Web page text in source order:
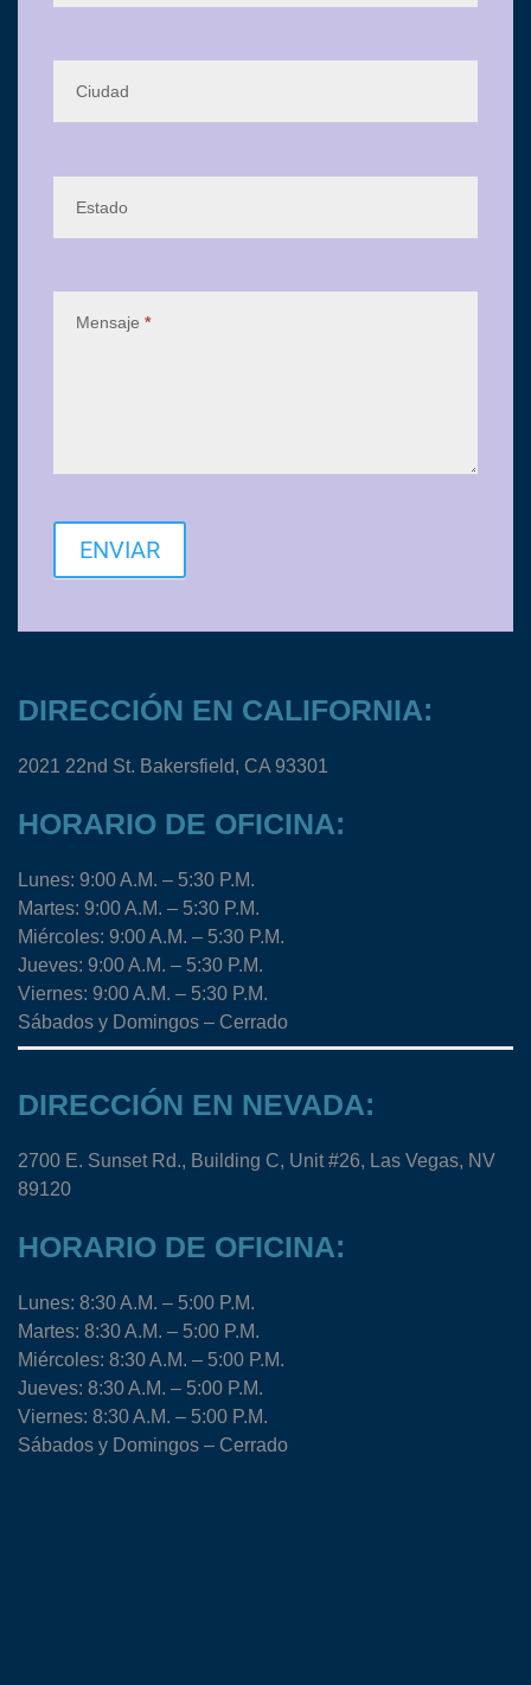
Ciudad
Estado
Mensaje *
ENVIAR
DIRECCIÓN EN CALIFORNIA:
2021 22nd St. Bakersfield, CA 93301
HORARIO DE OFICINA:
Lunes: 9:00 A.M. – 5:30 P.M.
Martes: 9:00 A.M. – 5:30 P.M.
Miércoles: 9:00 A.M. – 5:30 P.M.
Jueves: 9:00 A.M. – 5:30 P.M.
Viernes: 9:00 A.M. – 5:30 P.M.
Sábados y Domingos – Cerrado
DIRECCIÓN EN NEVADA:
2700 E. Sunset Rd., Building C, Unit #26, Las Vegas, NV
89120
HORARIO DE OFICINA:
Lunes: 8:30 A.M. – 5:00 P.M.
Martes: 8:30 A.M. – 5:00 P.M.
Miércoles: 8:30 A.M. – 5:00 P.M.
Jueves: 8:30 A.M. – 5:00 P.M.
Viernes: 8:30 A.M. – 5:00 P.M.
Sábados y Domingos – Cerrado